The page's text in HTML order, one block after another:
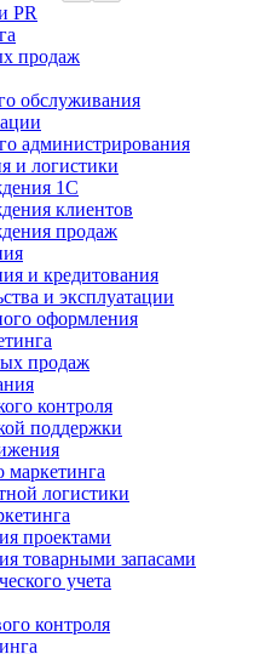
PR
продаж
обслуживания
администрирования
и логистики
1С
клиентов
продаж
и кредитования
и эксплуатации
оформления
продаж
контроля
поддержки
маркетинга
логистики
проектами
товарными запасами
учета
контроля